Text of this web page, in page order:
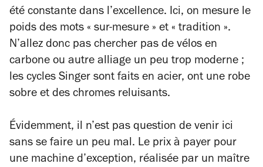
été constante dans l’excellence. Ici, on mesure le
poids des mots « sur-mesure » et « tradition ».
N’allez donc pas chercher pas de vélos en
carbone ou autre alliage un peu trop moderne ;
les cycles Singer sont faits en acier, ont une robe
sobre et des chromes reluisants.
Évidemment, il n’est pas question de venir ici
sans se faire un peu mal. Le prix à payer pour
une machine d’exception, réalisée par un maître